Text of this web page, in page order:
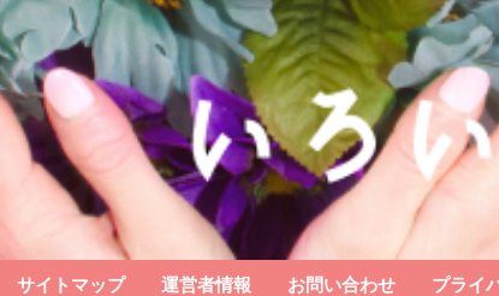
サイトマップ 運営者情報 お問い合わせ プライ